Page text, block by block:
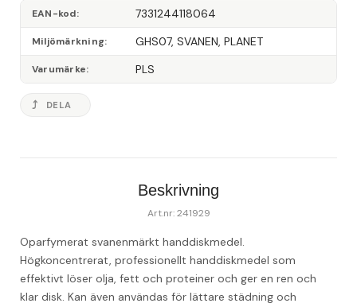
EAN-kod 7331244118064
Miljömärkning GHS07, SVANEN, PLANET
Varumärke PLS
DELA
Beskrivning
Art.nr: 241929
Oparfymerat svanenmärkt handdiskmedel.
Högkoncentrerat, professionellt handdiskmedel som
effektivt löser olja, fett och proteiner och ger en ren och
klar disk. Kan även användas för lättare städning och